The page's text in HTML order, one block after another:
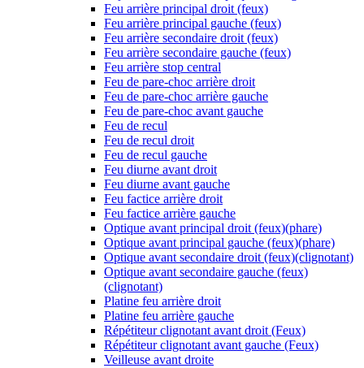
Feu arrière principal droit (feux)
Feu arrière principal gauche (feux)
Feu arrière secondaire droit (feux)
Feu arrière secondaire gauche (feux)
Feu arrière stop central
Feu de pare-choc arrière droit
Feu de pare-choc arrière gauche
Feu de pare-choc avant gauche
Feu de recul
Feu de recul droit
Feu de recul gauche
Feu diurne avant droit
Feu diurne avant gauche
Feu factice arrière droit
Feu factice arrière gauche
Optique avant principal droit (feux)(phare)
Optique avant principal gauche (feux)(phare)
Optique avant secondaire droit (feux)(clignotant)
Optique avant secondaire gauche (feux)
(clignotant)
Platine feu arrière droit
Platine feu arrière gauche
Répétiteur clignotant avant droit (Feux)
Répétiteur clignotant avant gauche (Feux)
Veilleuse avant droite